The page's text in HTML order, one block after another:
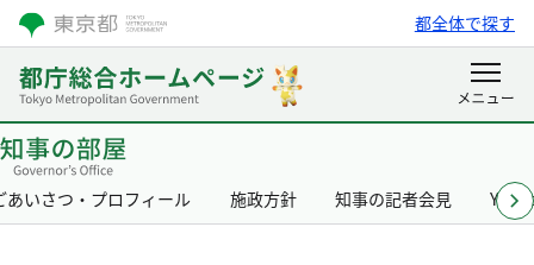
都全体で探す
あいさつ・プロフィール 施政方針 知事の記者会見